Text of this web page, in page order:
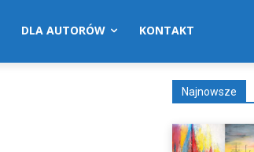
DLA AUTORÓW KONTAKT
Najnowsze